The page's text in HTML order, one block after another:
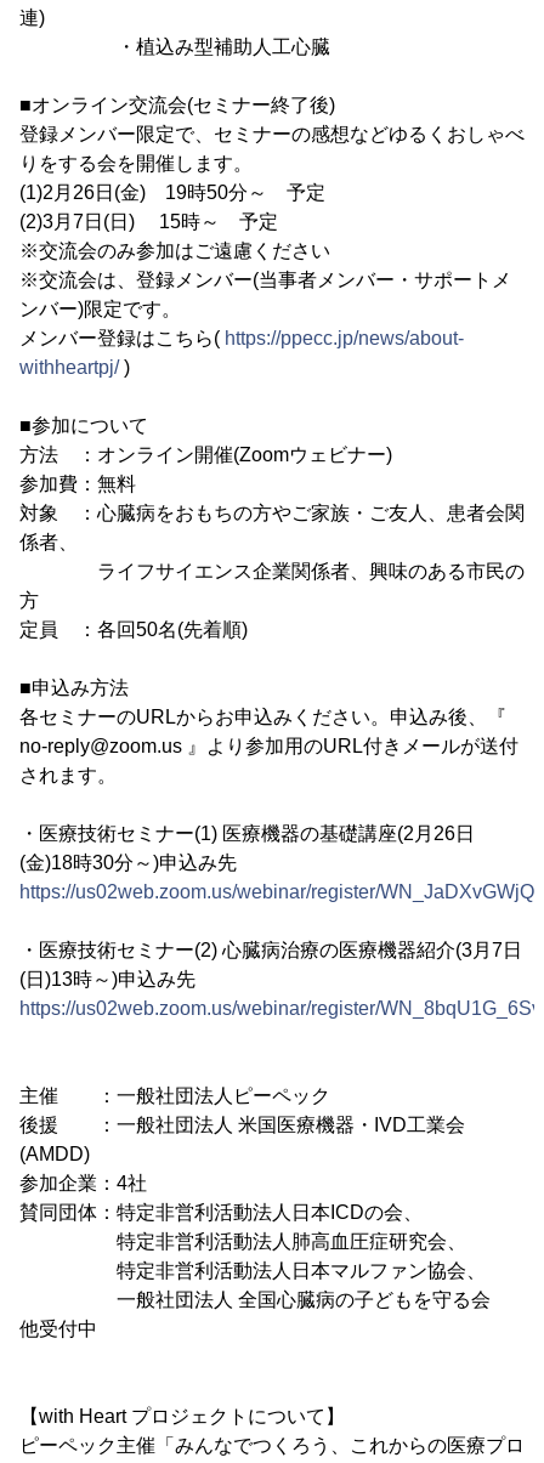
連)
・植込み型補助人工心臓
■オンライン交流会(セミナー終了後)
登録メンバー限定で、セミナーの感想などゆるくおしゃべ
りをする会を開催します。
(1)2月26日(金) 19時50分～ 予定
(2)3月7日(日) 15時～ 予定
※交流会のみ参加はご遠慮ください
※交流会は、登録メンバー(当事者メンバー・サポートメ
ンバー)限定です。
メンバー登録はこちら( https://ppecc.jp/news/about-
withheartpj/)
■参加について
方法 ：オンライン開催(Zoomウェビナー)
参加費：無料
対象 ：心臓病をおもちの方やご家族・ご友人、患者会関
係者、
ライフサイエンス企業関係者、興味のある市民の
方
定員 ：各回50名(先着順)
■申込み方法
各セミナーのURLからお申込みください。申込み後、『
no-reply@zoom.us 』より参加用のURL付きメールが送付
されます。
・医療技術セミナー(1) 医療機器の基礎講座(2月26日
(金)18時30分～)申込み先
https://us02web.zoom.us/webinar/register/
・医療技術セミナー(2) 心臓病治療の医療機器紹介(3月7日
(日)13時～)申込み先
https://us02web.zoom.us/webinar/register/
主催 ：一般社団法人ピーペック
後援 ：一般社団法人 米国医療機器・IVD工業会
(AMDD)
参加企業：4社
賛同団体：特定非営利活動法人日本ICDの会、
特定非営利活動法人肺高血圧症研究会、
特定非営利活動法人日本マルファン協会、
一般社団法人 全国心臓病の子どもを守る会
他受付中
【with Heart プロジェクトについて】
ピーペック主催「みんなでつくろう、これからの医療プロ